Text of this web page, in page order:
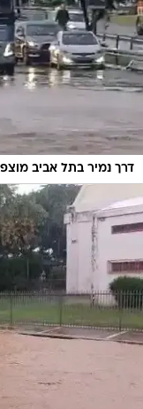
דרך נמיר בתל אביב